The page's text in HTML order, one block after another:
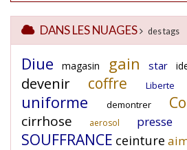
DANS LES NUAGES des tags
Diue magasin gain star
devenir coffre Liberte
uniforme demontrer
cirrhose aerosol presse
SOUFFRANCE ceinture